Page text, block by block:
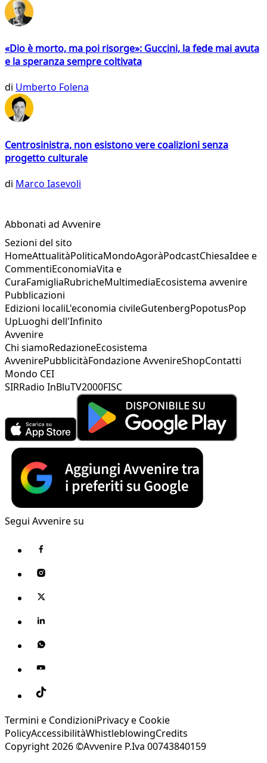
«Dio è morto, ma poi risorge»: Guccini, la fede mai avuta
e la speranza sempre coltivata
di Umberto Folena
Centrosinistra, non esistono vere coalizioni senza
progetto culturale
di Marco Iasevoli
Abbonati ad Avvenire
Sezioni del sito
HomeAttualitàPoliticaMondoAgoràPodcastChiesaIdee e
CommentiEconomiaVita e
CuraFamigliaRubricheMultimediaEcosistema avvenire
Pubblicazioni
Edizioni localiL'economia civileGutenbergPopotusPop
UpLuoghi dell'Infinito
Avvenire
Chi siamoRedazioneEcosistema
AvvenirePubblicitàFondazione AvvenireShopContatti
Mondo CEI
SIRRadio InBluTV2000FISC
Segui Avvenire su
Termini e CondizioniPrivacy e Cookie
PolicyAccessibilitàWhistleblowingCredits
Copyright 2026 ©Avvenire P.Iva 00743840159